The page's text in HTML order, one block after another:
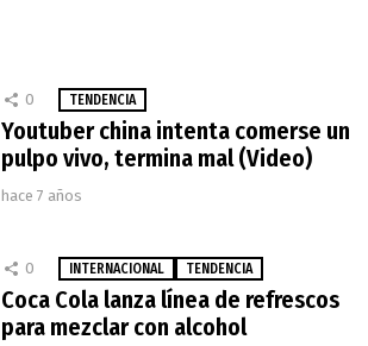
0 TENDENCIA
Youtuber china intenta comerse un
pulpo vivo, termina mal (Video)
hace 7 años
0 INTERNACIONAL TENDENCIA
Coca Cola lanza línea de refrescos
para mezclar con alcohol